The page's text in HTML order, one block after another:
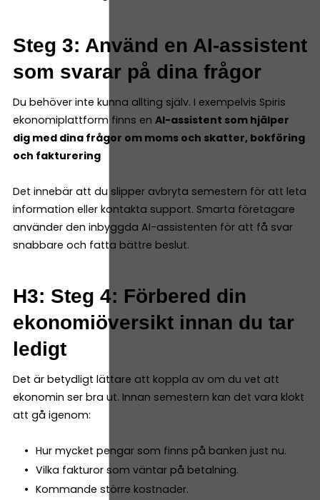
Steg 3: Använd en AI-assistent
som svarar på dina frågor
Du behöver inte kunna allting själv. I exempelvis Spiris
ekonomiplattform finns en AI-assistent som hjälper
dig med dina frågor om moms och skatter, bokföring
och fakturering
Det innebär att du slipper avbryta semestern för att leta
information eller kontakta support. Smarta företagare
använder den inbyggda AI-assistenten för att få svar
snabbare och fatta bättre beslut.
H3: Steg 4: Förbered din
ekonomiöversikt innan du tar
ledigt
Det är betydligt lättare att koppla av om du vet att
ekonomin ser bra ut. Innan semestern kan det vara klokt
att gå igenom:
Hur mycket pengar som finns på banken just nu.
Vilka fakturor som väntar på betalning.
Kommande större kostnader.